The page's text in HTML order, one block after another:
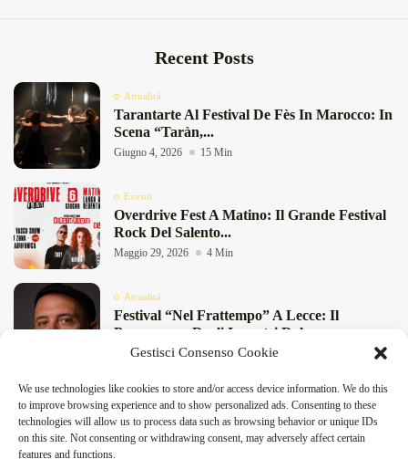
Gestisci Consenso Cookie
We use technologies like cookies to store and/or access device information. We do this
to improve browsing experience and to show personalized ads. Consenting to these
technologies will allow us to process data such as browsing behavior or unique IDs
on this site. Not consenting or withdrawing consent, may adversely affect certain
features and functions.
Recent Posts
Attualità
Tarantarte Al Festival De Fès In Marocco: In
Scena “Taràn,...
Giugno 4, 2026 15 Min
Eventi
Overdrive Fest A Matino: Il Grande Festival
Rock Del Salento...
Maggio 29, 2026 4 Min
Attualità
Festival “Nel Frattempo” A Lecce: Il
Programma Degli Incontri Dal...
Maggio 27, 2026 11 Min
Birre Di Primavera 2026 A San Foca: Birra
Artigianale E...